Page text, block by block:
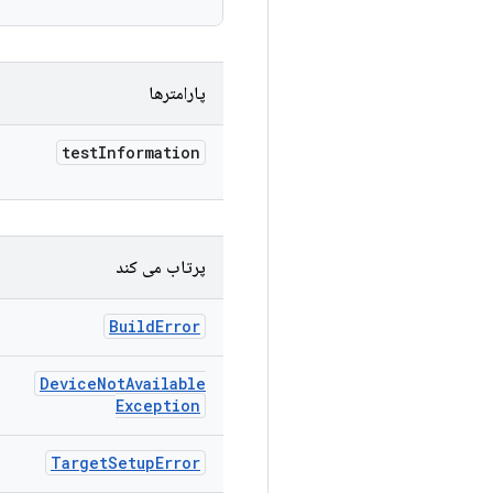
پارامترها
testInformation
پرتاب می کند
BuildError
DeviceNotAvailable
Exception
TargetSetupError